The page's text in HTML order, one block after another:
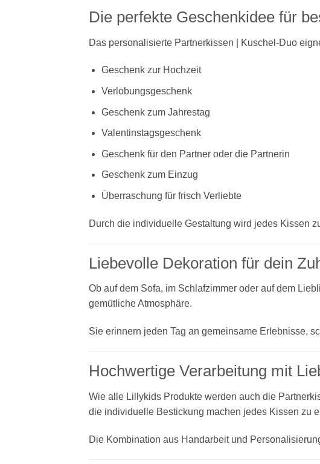
Die perfekte Geschenkidee für
Das personalisierte Partnerkissen | Kuschel-Duo
Geschenk zur Hochzeit
Verlobungsgeschenk
Geschenk zum Jahrestag
Valentinstagsgeschenk
Geschenk für den Partner oder die Partnerin
Geschenk zum Einzug
Überraschung für frisch Verliebte
Durch die individuelle Gestaltung wird jedes Kissen
Liebevolle Dekoration für dein
Ob auf dem Sofa, im Schlafzimmer oder auf dem
gemütliche Atmosphäre.
Sie erinnern jeden Tag an gemeinsame Erlebnisse,
Hochwertige Verarbeitung mit
Wie alle Lillykids Produkte werden auch die
die individuelle Bestickung machen jedes Kissen zu
Die Kombination aus Handarbeit und